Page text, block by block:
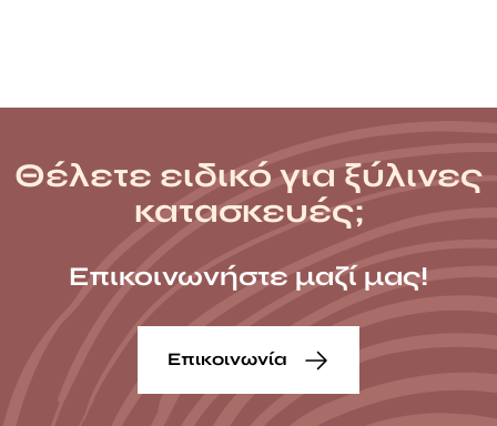
Θέλετε ειδικό για ξύλινες
κατασκευές;
Επικοινωνήστε μαζί μας!
Επικοινωνία